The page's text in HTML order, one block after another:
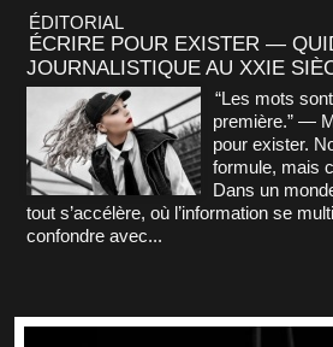
ÉDITORIAL
ÉCRIRE POUR EXISTER —
JOURNALISTIQUE AU XXIE
“Les mots
première.” —
pour exister.
formule, mais
Dans un
tout s’accélère, où l’information se
confondre avec...